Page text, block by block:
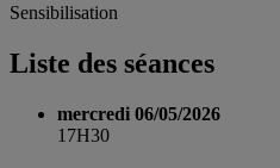
Sensibilisation
Liste des séances
mercredi 06/05/2026
17H30